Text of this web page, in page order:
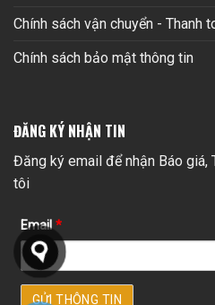
Chính sách vận chuyển - Thanh
Chính sách bảo mật thông tin
ĐĂNG KÝ NHẬN TIN
Đăng ký email để nhận Báo
tôi
Email *